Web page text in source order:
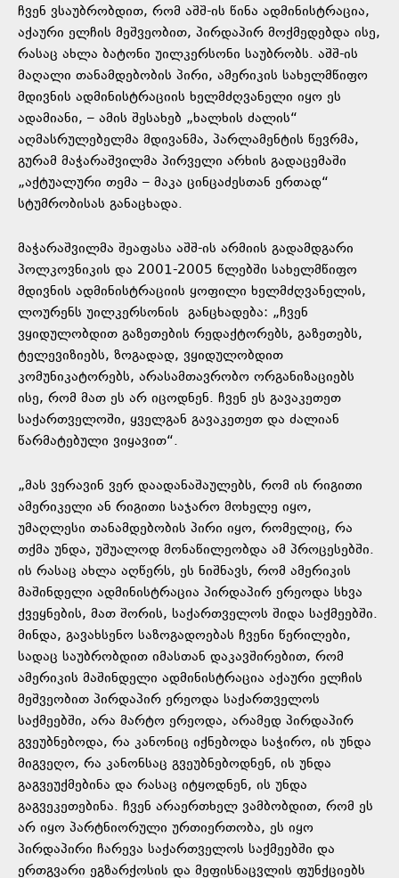
ჩვენ ვსაუბრობდით, რომ აშშ-ის წინა ადმინისტრაცია,
აქაური ელჩის მეშვეობით, პირდაპირ მოქმედებდა ისე,
რასაც ახლა ბატონი უილკერსონი საუბრობს. აშშ-ის
მაღალი თანამდებობის პირი, ამერიკის სახელმწიფო
მდივნის ადმინისტრაციის ხელმძღვანელი იყო ეს
ადამიანი, – ამის შესახებ „ხალხის ძალის“
აღმასრულებელმა მდივანმა, პარლამენტის წევრმა,
გურამ მაჭარაშვილმა პირველი არხის გადაცემაში
„აქტუალური თემა – მაკა ცინცაძესთან ერთად“
სტუმრობისას განაცხადა.
მაჭარაშვილმა შეაფასა აშშ-ის არმიის გადამდგარი
პოლკოვნიკის და 2001-2005 წლებში სახელმწიფო
მდივნის ადმინისტრაციის ყოფილი ხელმძღვანელის,
ლოურენს უილკერსონის განცხადება: „ჩვენ
ვყიდულობდით გაზეთების რედაქტორებს, გაზეთებს,
ტელევიზიებს, ზოგადად, ვყიდულობდით
კომუნიკატორებს, არასამთავრობო ორგანიზაციებს
ისე, რომ მათ ეს არ იცოდნენ. ჩვენ ეს გავაკეთეთ
საქართველოში, ყველგან გავაკეთეთ და ძალიან
წარმატებული ვიყავით“.
„მას ვერავინ ვერ დაადანაშაულებს, რომ ის რიგითი
ამერიკელი ან რიგითი საჯარო მოხელე იყო,
უმაღლესი თანამდებობის პირი იყო, რომელიც, რა
თქმა უნდა, უშუალოდ მონაწილეობდა ამ პროცესებში.
ის რასაც ახლა აღწერს, ეს ნიშნავს, რომ ამერიკის
მაშინდელი ადმინისტრაცია პირდაპირ ერეოდა სხვა
ქვეყნების, მათ შორის, საქართველოს შიდა საქმეებში.
მინდა, გავახსენო საზოგადოებას ჩვენი წერილები,
სადაც საუბრობდით იმასთან დაკავშირებით, რომ
ამერიკის მაშინდელი ადმინისტრაცია აქაური ელჩის
მეშვეობით პირდაპირ ერეოდა საქართველოს
საქმეებში, არა მარტო ერეოდა, არამედ პირდაპირ
გვეუბნებოდა, რა კანონიც იქნებოდა საჭირო, ის უნდა
მიგვეღო, რა კანონსაც გვეუბნებოდნენ, ის უნდა
გაგვეუქმებინა და რასაც იტყოდნენ, ის უნდა
გაგვეკეთებინა. ჩვენ არაერთხელ ვამბობდით, რომ ეს
არ იყო პარტნიორული ურთიერთობა, ეს იყო
პირდაპირი ჩარევა საქართველოს საქმეებში და
ერთგვარი ეგზარქოსის და მეფისნაცვლის ფუნქციებს